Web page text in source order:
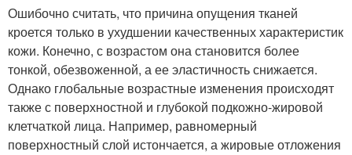
Ошибочно считать, что причина опущения тканей
кроется только в ухудшении качественных характеристик
кожи. Конечно, с возрастом она становится более
тонкой, обезвоженной, а ее эластичность снижается.
Однако глобальные возрастные изменения происходят
также с поверхностной и глубокой подкожно-жировой
клетчаткой лица. Например, равномерный
поверхностный слой истончается, а жировые отложения